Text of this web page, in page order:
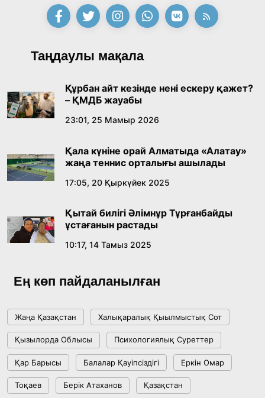
Таңдаулы мақала
Құрбан айт кезінде нені ескеру қажет?
– ҚМДБ жауабы
23:01, 25 Мамыр 2026
Қала күніне орай Алматыда «Алатау»
жаңа теннис орталығы ашылады
17:05, 20 Қыркүйек 2025
Қытай билігі Әлімнұр Тұрғанбайды
ұстағанын растады
10:17, 14 Тамыз 2025
Ең көп пайдаланылған
Жаңа Қазақстан Халықаралық Қыылмыстық Сот
Қызылорда Облысы Психологиялық Суреттер
Қар Барысы Балалар Қауіпсіздігі Еркін Омар
Тоқаев Берік Атаханов Қазақстан